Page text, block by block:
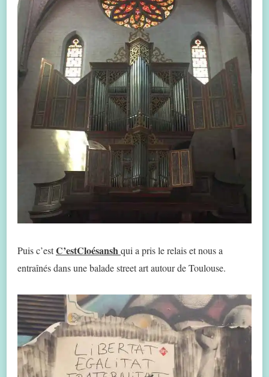
Puis c’estC’estCloésansh qui a pris le relais et nous a
entraînés dans une balade street art autour de Toulouse.